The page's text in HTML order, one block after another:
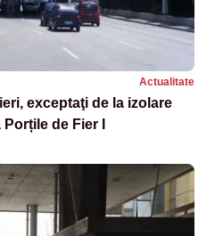
Actualitate
exceptaţi de la izolare
de Fier I